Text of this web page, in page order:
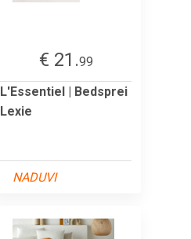
€ 21.99
L'Essentiel | Bedsprei
Lexie
NADUVI